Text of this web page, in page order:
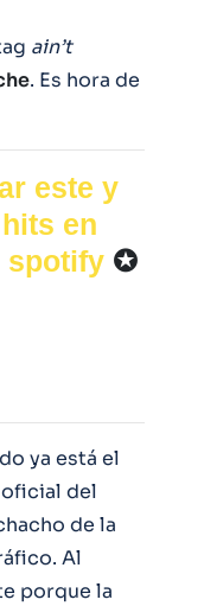
ain’t
. Es hora de
este y
en
spotify ✪
ya está el
del
de la
Al
porque la